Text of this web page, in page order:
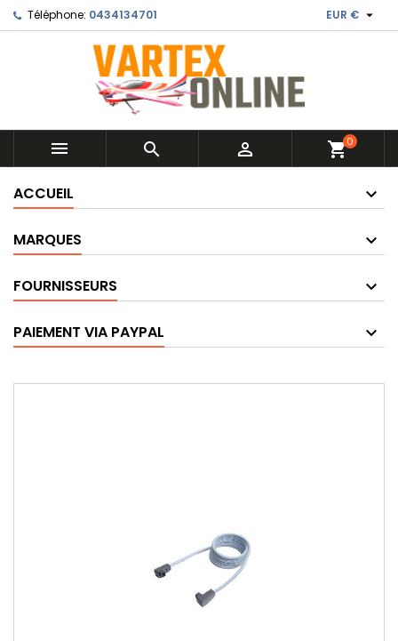
Téléphone: 0434134701 EUR € 
   shopping_cart0
ACCUEIL
MARQUES
FOURNISSEURS
PAIEMENT VIA PAYPAL